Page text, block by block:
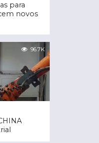
para
novos
96.7K